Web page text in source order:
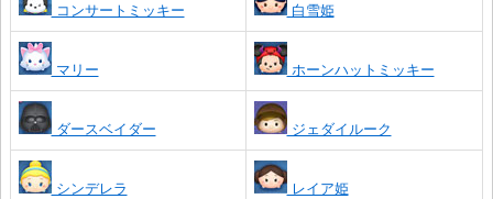
コンサートミッキー 白雪姫
マリー ホーンハットミッキー
ダースベイダー ジェダイルーク
シンデレラ レイア姫